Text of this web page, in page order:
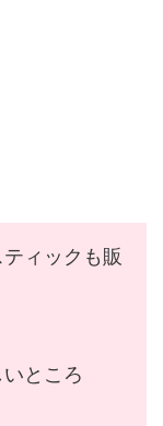
ィックも販
ところ